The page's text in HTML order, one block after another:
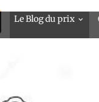
Le Blog du prix